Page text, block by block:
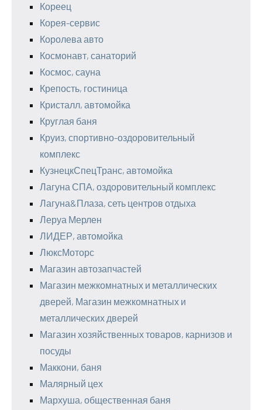
Кореец
Корея-сервис
Королева авто
Космонавт, санаторий
Космос, сауна
Крепость, гостиница
Кристалл, автомойка
Круглая баня
Круиз, спортивно-оздоровительный
комплекс
КузнецкСпецТранс, автомойка
Лагуна СПА, оздоровительный комплекс
Лагуна&Плаза, сеть центров отдыха
Леруа Мерлен
ЛИДЕР, автомойка
ЛюксМоторс
Магазин автозапчастей
Магазин межкомнатных и металлических
дверей, Магазин межкомнатных и
металлических дверей
Магазин хозяйственных товаров, карнизов и
посуды
Маккони, баня
Малярный цех
Мархуша, общественная баня